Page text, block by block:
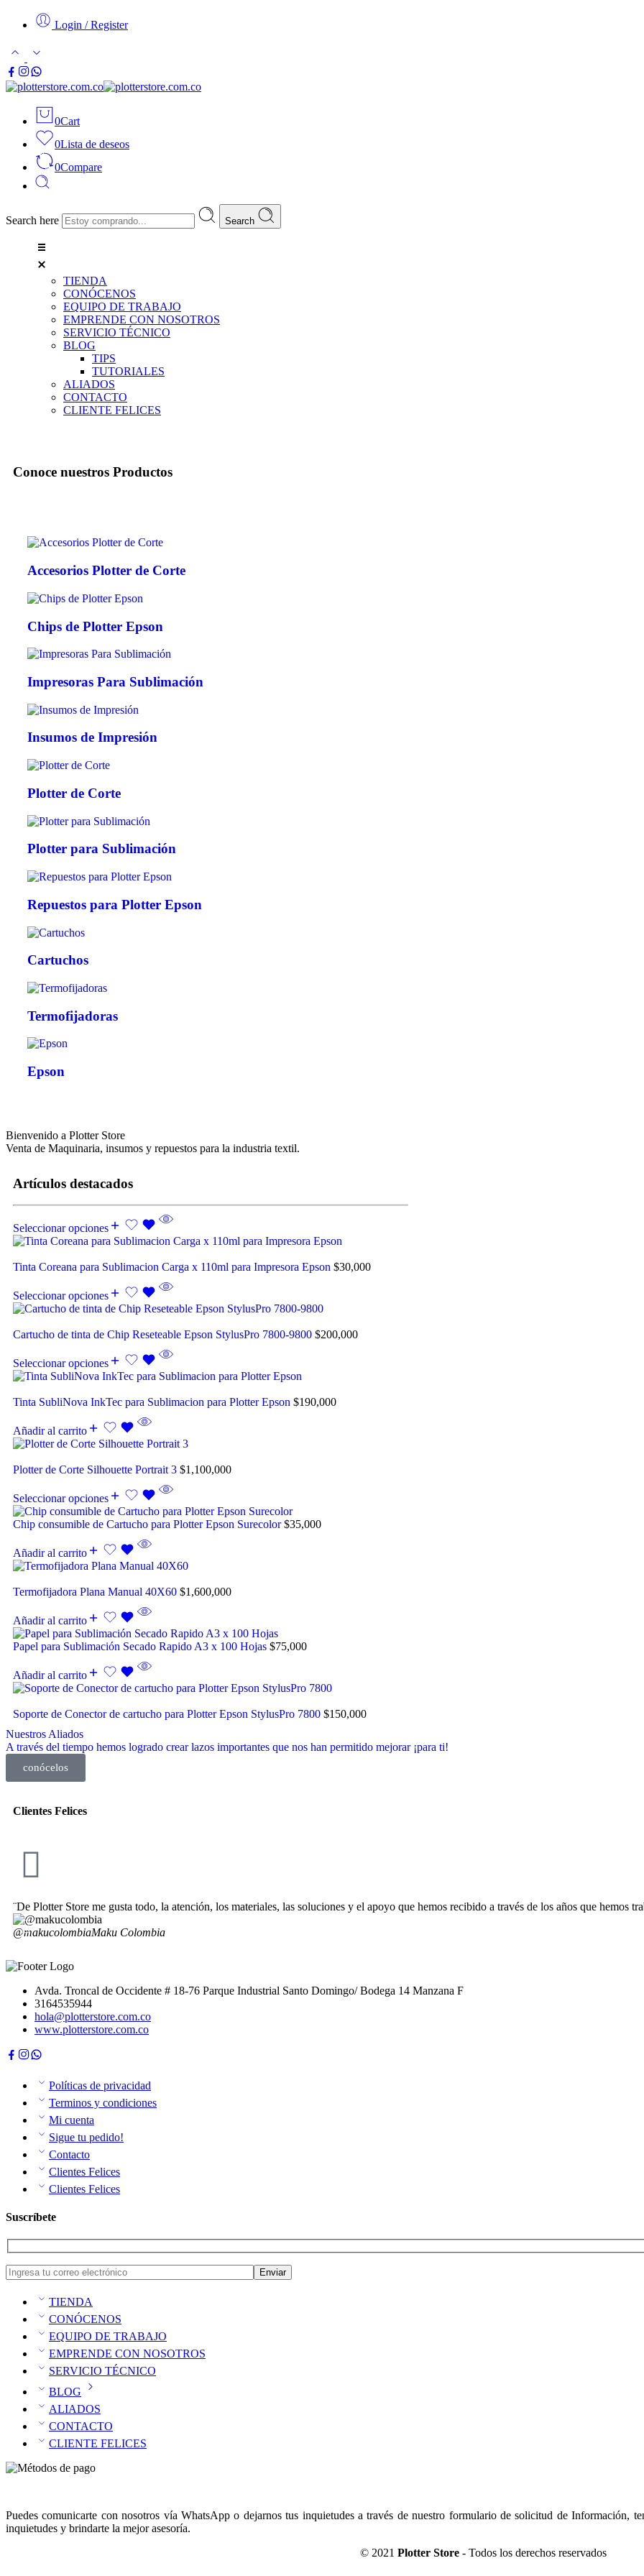
Login / Register
0Cart
0Lista de deseos
0Compare
Search here Search
TIENDA
CONÓCENOS
EQUIPO DE TRABAJO
EMPRENDE CON NOSOTROS
SERVICIO TÉCNICO
BLOG
TIPS
TUTORIALES
ALIADOS
CONTACTO
CLIENTE FELICES
Conoce nuestros Productos
Accesorios Plotter de Corte
Chips de Plotter Epson
Impresoras Para Sublimación
Insumos de Impresión
Plotter de Corte
Plotter para Sublimación
Repuestos para Plotter Epson
Cartuchos
Termofijadoras
Epson
Bienvenido a Plotter Store
Venta de Maquinaria, insumos y repuestos para la industria textil.
Artículos destacados
Seleccionar opciones
Tinta Coreana para Sublimacion Carga x 110ml para Impresora Epson $30,000
Seleccionar opciones
Cartucho de tinta de Chip Reseteable Epson StylusPro 7800-9800 $200,000
Seleccionar opciones
Tinta SubliNova InkTec para Sublimacion para Plotter Epson $190,000
Añadir al carrito
Plotter de Corte Silhouette Portrait 3 $1,100,000
Seleccionar opciones
Chip consumible de Cartucho para Plotter Epson Surecolor$35,000
Añadir al carrito
Termofijadora Plana Manual 40X60 $1,600,000
Añadir al carrito
Papel para Sublimación Secado Rapido A3 x 100 Hojas $75,000
Añadir al carrito
Soporte de Conector de cartucho para Plotter Epson StylusPro 7800 $150,000
Nuestros Aliados
A través del tiempo hemos logrado crear lazos importantes que nos han permitido mejorar ¡para ti!
conócelos
Clientes Felices
¨De Plotter Store me gusta todo, la atención, los materiales, las soluciones y el apoyo que hemos recibido a través de los años que hemos
@makucolombiaMaku Colombia
Avda. Troncal de Occidente # 18-76 Parque Industrial Santo Domingo/ Bodega 14 Manzana F
3164535944
hola@plotterstore.com.co
www.plotterstore.com.co
Políticas de privacidad
Terminos y condiciones
Mi cuenta
Sigue tu pedido!
Contacto
Clientes Felices
Clientes Felices
Suscríbete
TIENDA
CONÓCENOS
EQUIPO DE TRABAJO
EMPRENDE CON NOSOTROS
SERVICIO TÉCNICO
BLOG
ALIADOS
CONTACTO
CLIENTE FELICES
Puedes comunicarte con nosotros vía WhatsApp o dejarnos tus inquietudes a través de nuestro formulario de solicitud de Información,
inquietudes y brindarte la mejor asesoría.
© 2021 Plotter Store- Todos los derechos reservados